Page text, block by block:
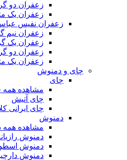
زعفران دو
زعفران یک
زعفران نفیس
زعفران نیم
زعفران یک
زعفران دو
زعفران یک
چای و دمنوش
چای
مشاهده همه
چای آتیش
چای ایرانی
دمنوش
مشاهده همه
دمنوش
دمنوش
دمنوش